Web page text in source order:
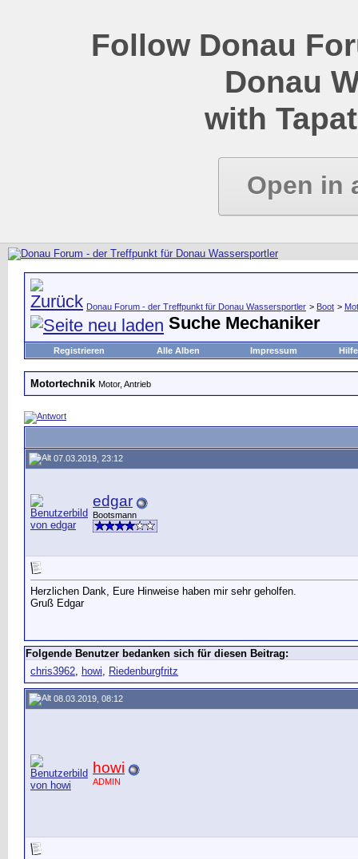
Follow Donau
Donau
with
Open in
Donau Forum - der Treffpunkt für Donau Wassersportler > Boot >
Suche Mechaniker
Registrieren Alle Alben Impressum Hilfe
Motortechnik Motor, Antrieb
07.03.2019, 23:12
edgar
Bootsmann
Herzlichen Dank, Eure Hinweise haben mir sehr geholfen.
Gruß Edgar
Folgende Benutzer bedanken sich für diesen Beitrag:
chris3962, howi, Riedenburgfritz
08.03.2019, 08:12
howi
ADMIN